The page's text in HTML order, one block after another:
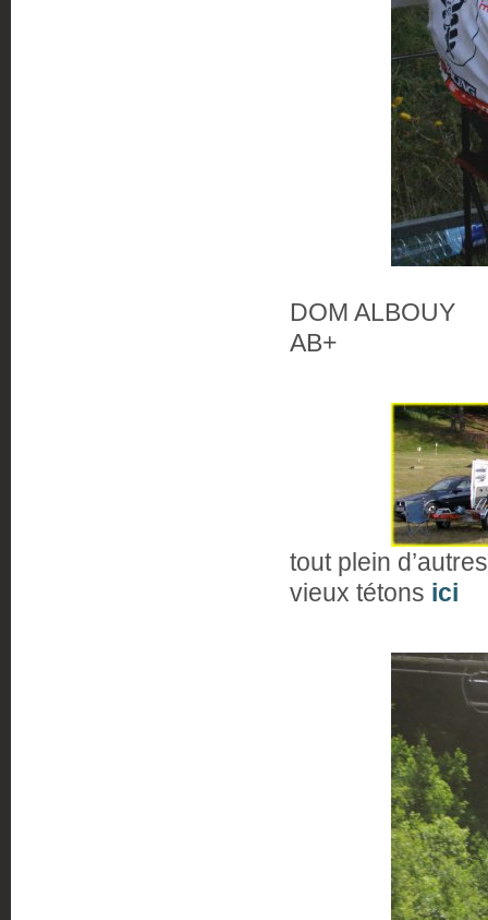
DOM ALBOUY
AB+
tout plein
vieux tétons ici